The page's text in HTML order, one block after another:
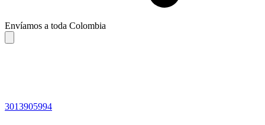
Envíamos a toda Colombia
3013905994